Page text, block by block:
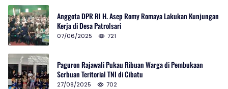
Anggota DPR RI H. Asep Romy Romaya Lakukan Kunjungan
Kerja di Desa Patrolsari
07/06/2025 721
Paguron Rajawali Pukau Ribuan Warga di Pembukaan
Serbuan Teritorial TNI di Cibatu
27/08/2025 702